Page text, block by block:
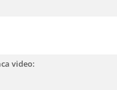
video: